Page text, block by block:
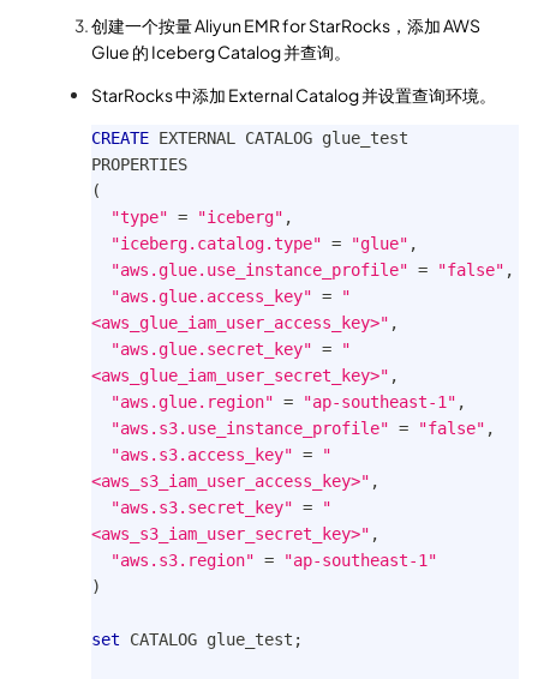
创建一个按量 Aliyun EMR for StarRocks，添加 AWS
Glue 的 Iceberg Catalog 并查询。
StarRocks 中添加 External Catalog 并设置查询环境。
CREATE EXTERNAL CATALOG glue_test
PROPERTIES
(
"type" = "iceberg" ,
"iceberg.catalog.type" = "glue" ,
"aws.glue.use_instance_profile" = "false" ,
"aws.glue.access_key" =
"
<aws_glue_iam_user_access_key>" ,
"aws.glue.secret_key" =
"
<aws_glue_iam_user_secret_key>" ,
"aws.glue.region" = "ap-southeast-1" ,
"aws.s3.use_instance_profile" = "false" ,
"aws.s3.access_key" =
"
<aws_s3_iam_user_access_key>" ,
"aws.s3.secret_key" =
"
<aws_s3_iam_user_secret_key>" ,
"aws.s3.region" =
"ap-southeast-1"
)
set CATALOG glue_test ;